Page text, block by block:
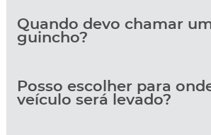
Quando devo chamar
guincho?
Posso escolher para
veículo será levado?